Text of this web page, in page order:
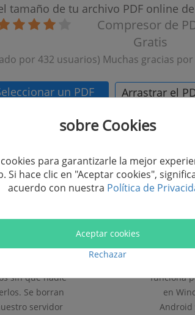
tamaño de tu archivo PDF online
Compresor de
Gratis
por 432 usuarios) Muchas gracias
un PDF Arrastrar el
los archivos
sin que nadie
Se borran
servidor
Sirve
funciona
en
Android
sobre Cookies
para garantizarle la mejor
Si hace clic en "Aceptar cookies",
acuerdo con nuestra Política de
Aceptar cookies
Rechazar